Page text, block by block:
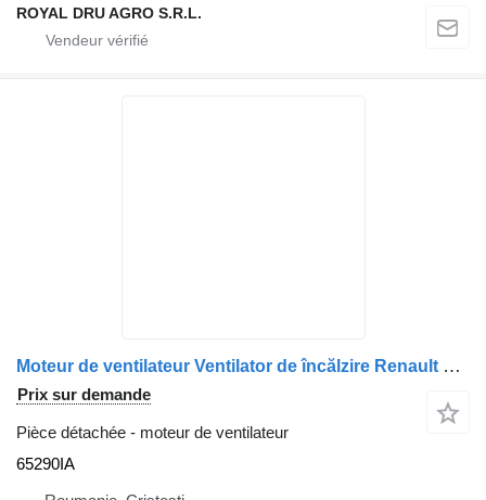
ROYAL DRU AGRO S.R.L.
Moteur de ventilateur Ventilator de încălzire Renault 65290IA pour camion Valeo
Prix sur demande
Pièce détachée - moteur de ventilateur
65290IA